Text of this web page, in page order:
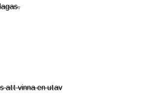
att vinna en utav